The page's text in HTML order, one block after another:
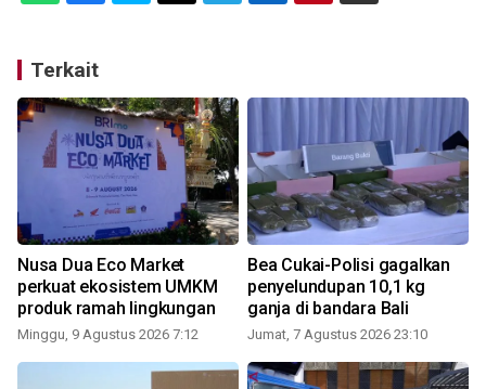
Terkait
Nusa Dua Eco Market
perkuat ekosistem UMKM
produk ramah lingkungan
Minggu, 9 Agustus 2026 7:12
Bea Cukai-Polisi gagalkan
penyelundupan 10,1 kg
ganja di bandara Bali
Jumat, 7 Agustus 2026 23:10